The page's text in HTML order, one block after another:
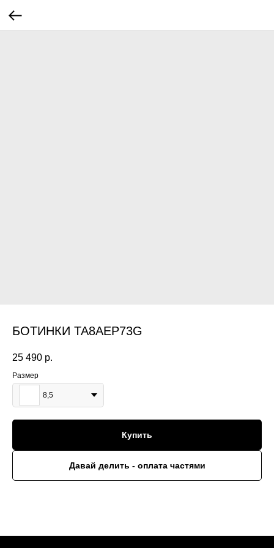
БОТИНКИ TA8AEP73G
25 490 р.
Размер
8,5
Купить
Давай делить - оплата частями